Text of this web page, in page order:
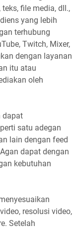
file media, dll.,
yang lebih
terhubung
Twitch, Mixer,
dengan layanan
itu atau
oleh
dapat
satu adegan
lain dengan feed
dapat dengan
kebutuhan
resolusi video,
Setelah